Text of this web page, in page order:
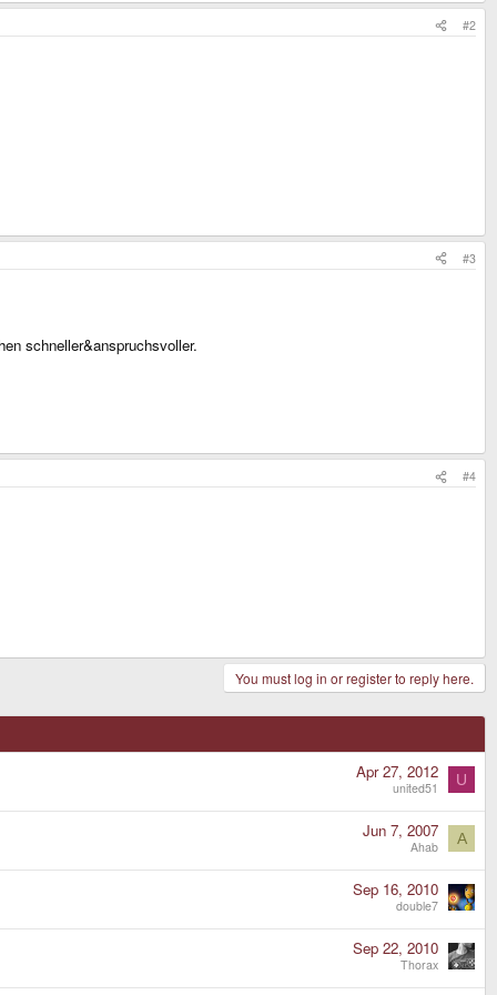
#2
#3
schneller&anspruchsvoller.
#4
You must log in or register to reply here.
Apr 27, 2012
united51 U
Jun 7, 2007
Ahab A
Sep 16, 2010
double7
Sep 22, 2010
Thorax